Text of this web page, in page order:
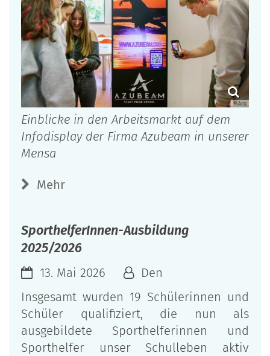
© Ang
Einblicke in den Arbeitsmarkt auf dem
Infodisplay der Firma Azubeam in unserer
Mensa
Mehr
SporthelferInnen-Ausbildung
2025/2026
13. Mai 2026
Den
Insgesamt wurden 19 Schülerinnen und
Schüler qualifiziert, die nun als
ausgebildete Sporthelferinnen und
Sporthelfer unser Schulleben aktiv